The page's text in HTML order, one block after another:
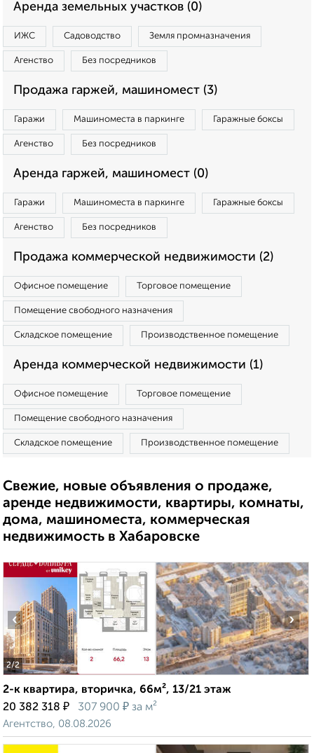
Аренда земельных участков (0)
ИЖС Садоводство Земля промназначения
Агенство Без посредников
Продажа гаржей, машиномест (3)
Гаражи Машиноместа в паркинге Гаражные боксы
Агенство Без посредников
Аренда гаржей, машиномест (0)
Гаражи Машиноместа в паркинге Гаражные боксы
Агенство Без посредников
Продажа коммерческой недвижимости (2)
Офисное помещение Торговое помещение
Помещение свободного назначения
Складское помещение Производственное помещение
Аренда коммерческой недвижимости (1)
Офисное помещение Торговое помещение
Помещение свободного назначения
Складское помещение Производственное помещение
Свежие, новые объявления о продаже,
аренде недвижимости, квартиры, комнаты,
дома, машиноместа, коммерческая
недвижимость в Хабаровске
2/2
‹ ›
2-к квартира, вторичка, 66м², 13/21 этаж
20 382 318 ₽ 307 900 ₽ за м²
Агентство, 08.08.2026